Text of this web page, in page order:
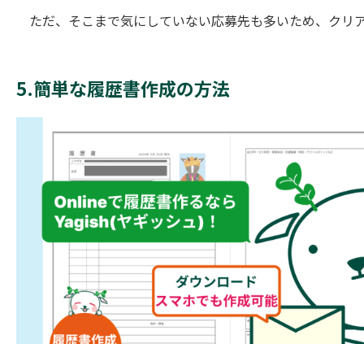
ただ、そこまで気にしていない応募先も多いため、クリ
5.簡単な履歴書作成の方法